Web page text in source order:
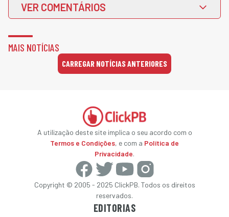
VER COMENTÁRIOS
MAIS NOTÍCIAS
CARREGAR NOTÍCIAS ANTERIORES
A utilização deste site implica o seu acordo com o
Termos e Condições, e com a Política de
Privacidade.
Copyright © 2005 - 2025 ClickPB. Todos os direitos
reservados.
EDITORIAS